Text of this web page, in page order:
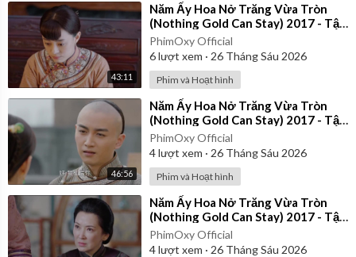
43:11
⁣Năm Ấy Hoa Nở Trăng Vừa Tròn
(Nothing Gold Can Stay) 2017 - Tập
23 | Thuyết Minh
PhimOxy Official
6lượt xem · 26 Tháng Sáu 2026
Phim và Hoạt hình
46:56
⁣Năm Ấy Hoa Nở Trăng Vừa Tròn
(Nothing Gold Can Stay) 2017 - Tập
37 | Thuyết Minh
PhimOxy Official
4lượt xem · 26 Tháng Sáu 2026
Phim và Hoạt hình
⁣Năm Ấy Hoa Nở Trăng Vừa Tròn
(Nothing Gold Can Stay) 2017 - Tập
21 | Thuyết Minh
PhimOxy Official
4lượt xem · 26 Tháng Sáu 2026